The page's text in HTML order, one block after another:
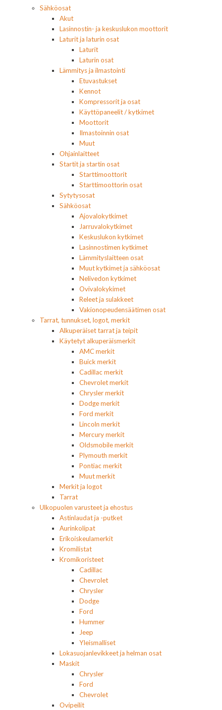
Sähköosat
Akut
Lasinnostin- ja keskuslukon moottorit
Laturit ja laturin osat
Laturit
Laturin osat
Lämmitys ja ilmastointi
Etuvastukset
Kennot
Kompressorit ja osat
Käyttöpaneelit / kytkimet
Moottorit
Ilmastoinnin osat
Muut
Ohjainlaitteet
Startit ja startin osat
Starttimoottorit
Starttimoottorin osat
Sytytysosat
Sähköosat
Ajovalokytkimet
Jarruvalokytkimet
Keskuslukon kytkimet
Lasinnostimen kytkimet
Lämmityslaitteen osat
Muut kytkimet ja sähköosat
Nelivedon kytkimet
Ovivalokykimet
Releet ja sulakkeet
Vakionopeudensäätimen osat
Tarrat, tunnukset, logot, merkit
Alkuperäiset tarrat ja teipit
Käytetyt alkuperäismerkit
AMC merkit
Buick merkit
Cadillac merkit
Chevrolet merkit
Chrysler merkit
Dodge merkit
Ford merkit
Lincoln merkit
Mercury merkit
Oldsmobile merkit
Plymouth merkit
Pontiac merkit
Muut merkit
Merkit ja logot
Tarrat
Ulkopuolen varusteet ja ehostus
Astinlaudat ja -putket
Aurinkolipat
Erikoiskeulamerkit
Kromilistat
Kromikoristeet
Cadillac
Chevrolet
Chrysler
Dodge
Ford
Hummer
Jeep
Yleismalliset
Lokasuojanlevikkeet ja helman osat
Maskit
Chrysler
Ford
Chevrolet
Ovipeilit